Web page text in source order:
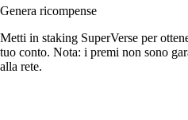
Genera ricompense
Metti in staking SuperVerse per
tuo conto. Nota: i premi non sono
alla rete.